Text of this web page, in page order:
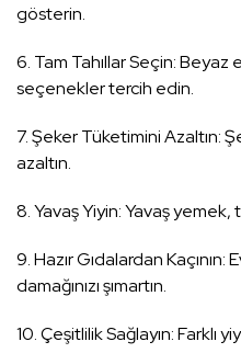
gösterin.
6. Tam Tahıllar Seçin: Beyaz
seçenekler tercih edin.
7. Şeker Tüketimini Azaltın:
azaltın.
8. Yavaş Yiyin: Yavaş yemek,
9. Hazır Gıdalardan Kaçının:
damağınızı şımartın.
10. Çeşitlilik Sağlayın: Farklı